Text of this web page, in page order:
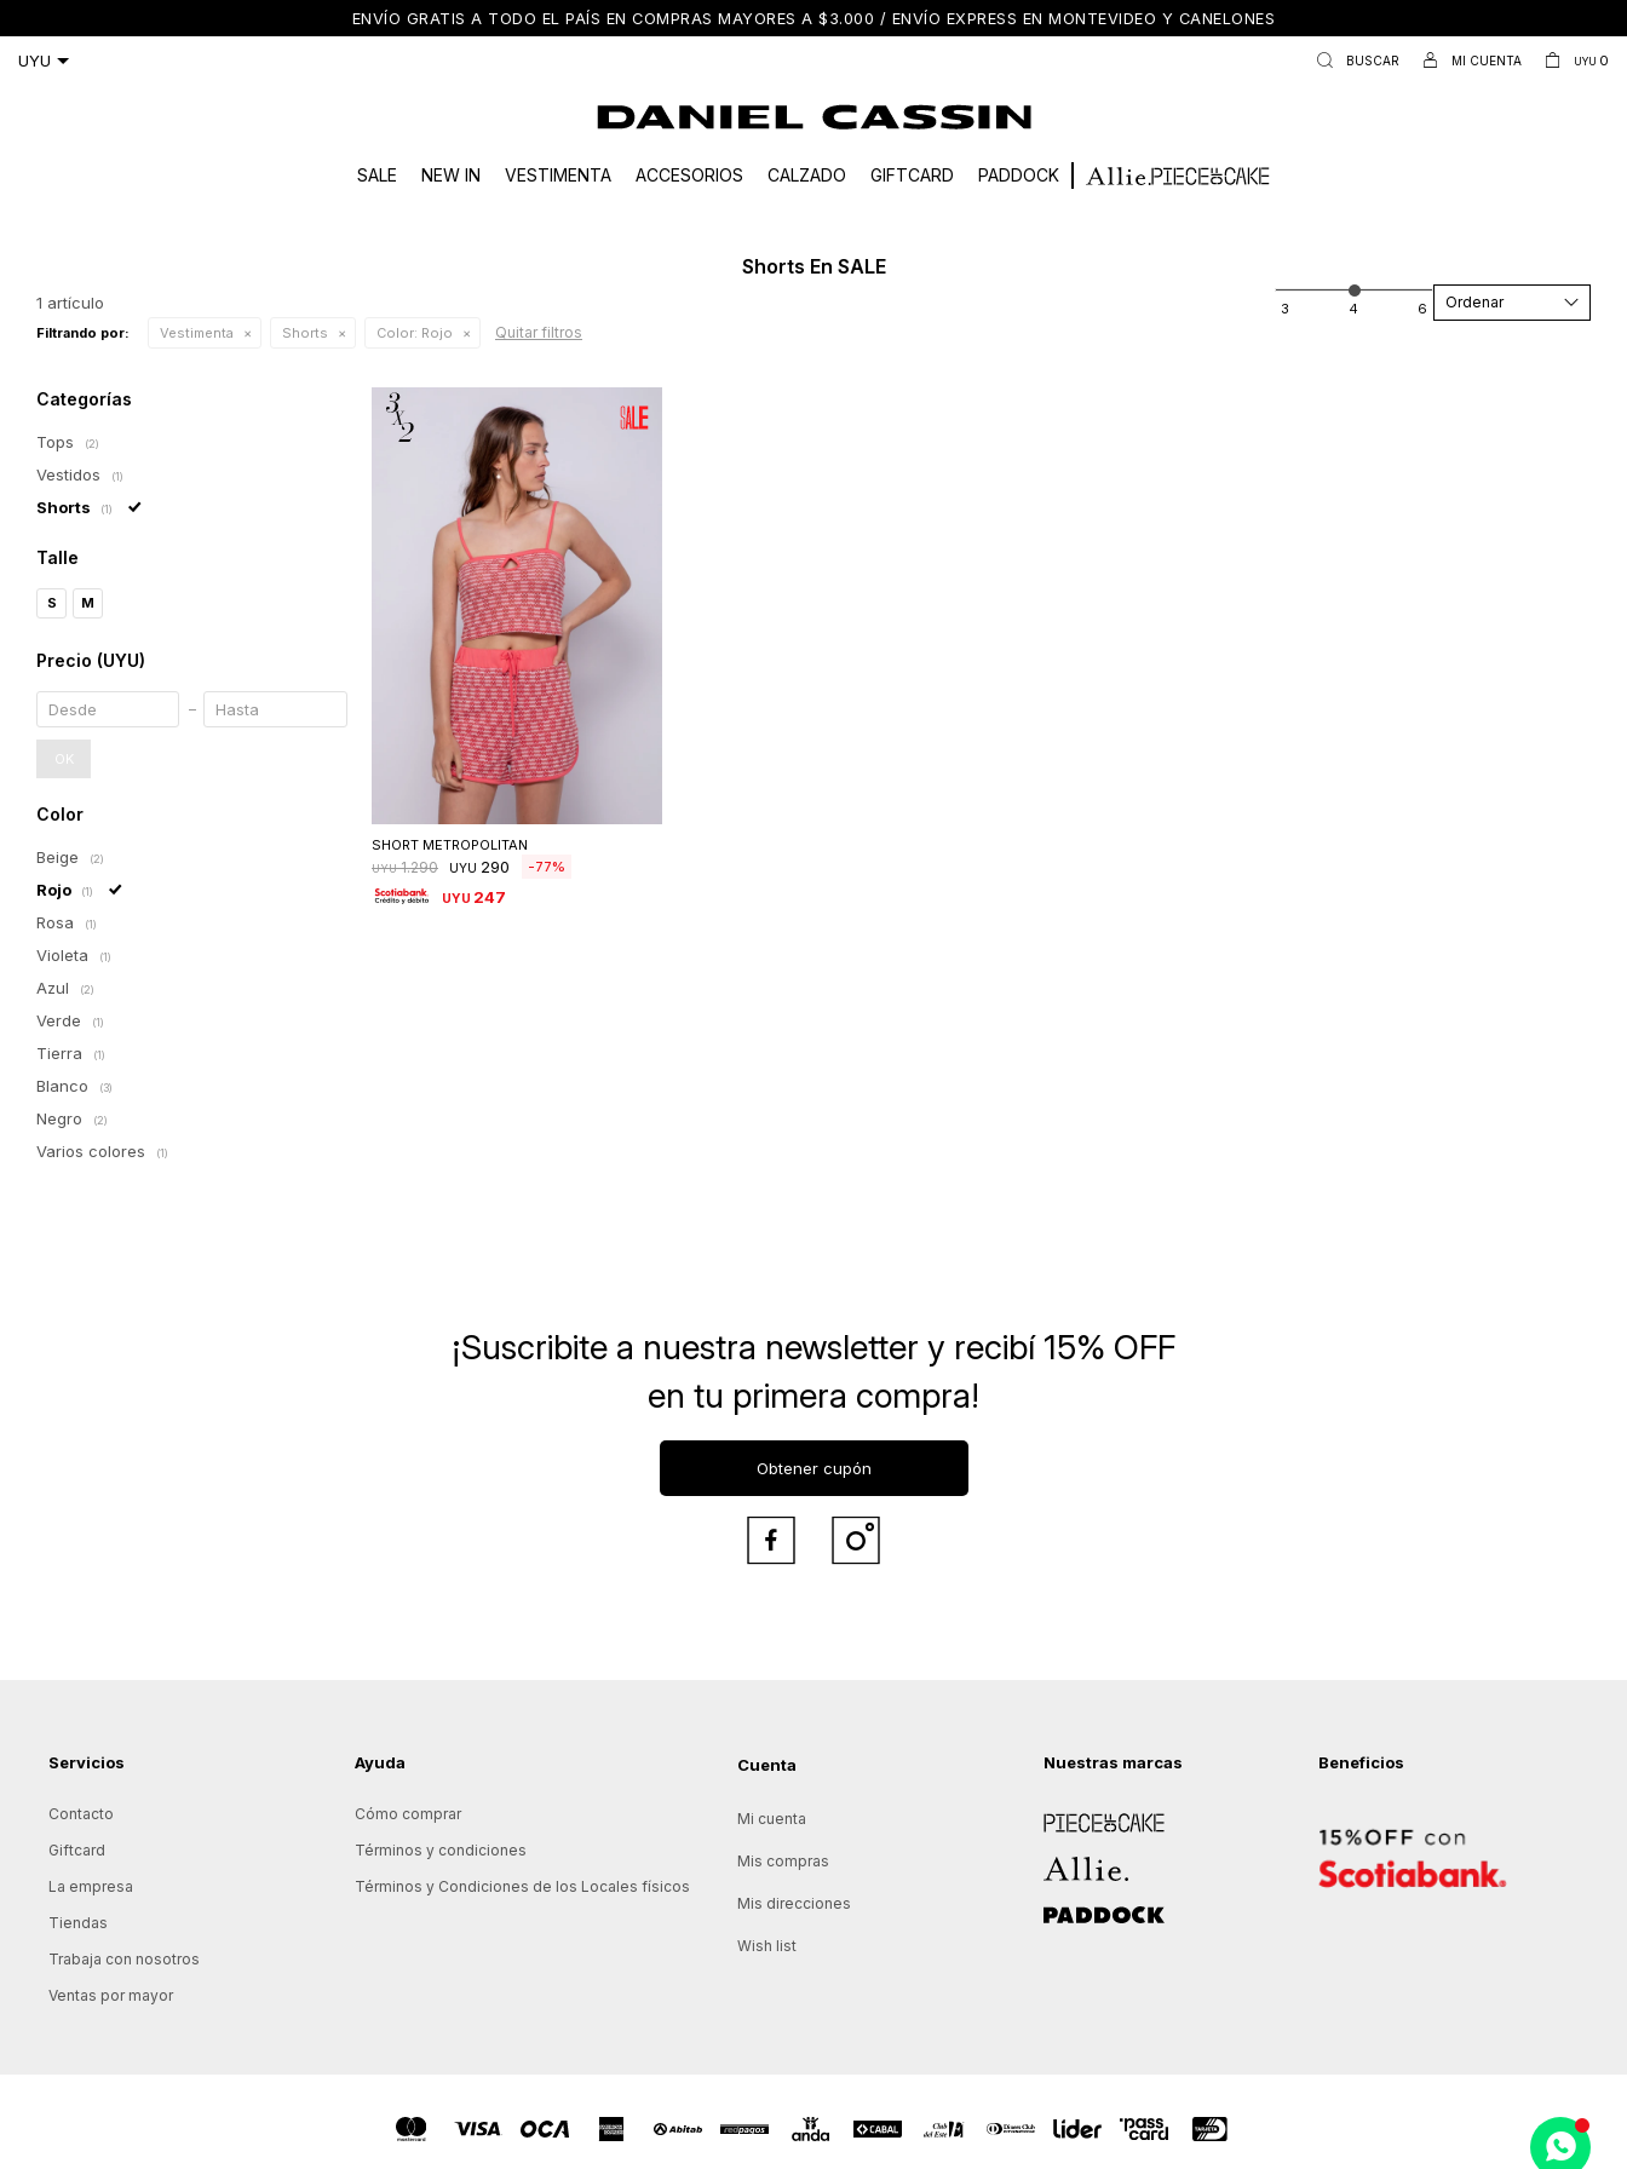
ENVÍO GRATIS A TODO EL PAÍS EN COMPRAS MAYORES A $3.000 / ENVÍO EXPRESS EN MONTEVIDEO Y CANELONES
SALE NEW IN VESTIMENTA ACCESORIOS CALZADO GIFTCARD PADDOCK
UYU 0
Shorts En SALE
1 artículo Recomendados
Filtrando por: Vestimenta Shorts Color: Rojo Quitar filtros
Seleccionar talle
SHORT METROPOLITAN
UYU 1.290 UYU 290 77
UYU 247
Categorías
Tops (2)
Vestidos (1)
Shorts (1)
Talle
S M
Precio (UYU)
OK
Color
Beige (2)
Rojo (1)
Rosa (1)
Violeta (1)
Azul (2)
Verde (1)
Tierra (1)
Blanco (3)
Negro (2)
Varios colores (1)
Servicios
Contacto
Giftcard
La empresa
Tiendas
Trabaja con nosotros
Ventas por mayor
Ayuda
Cómo comprar
Términos y condiciones
Términos y Condiciones de los Locales físicos
Cuenta
Mi cuenta
Mis compras
Mis direcciones
Wish list
Nuestras marcas
Piece of Cake
Allie
Paddock
Beneficios
¡Suscribite a nuestra newsletter y recibí 15% OFF
en tu primera compra!
Obtener cupón
 